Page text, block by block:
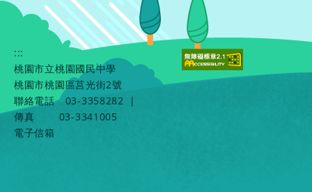
:::
桃園市立桃園國民中學
桃園市桃園區莒光街2號
聯絡電話
03-3358282
|
傳真
03-3341005
電子信箱